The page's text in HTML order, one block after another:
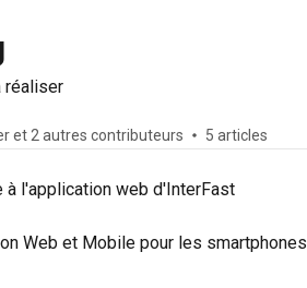
réaliser
et 2 autres contributeurs 5 articles
à l'application web d'InterFast
Web et Mobile pour les smartphones